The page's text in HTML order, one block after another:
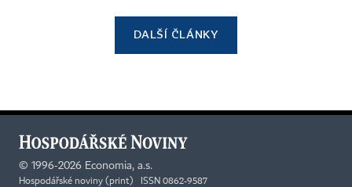
DALŠÍ ČLÁNKY
© 1996-2026 Economia, a.s.
Hospodářské noviny (print) ISSN 0862-9587